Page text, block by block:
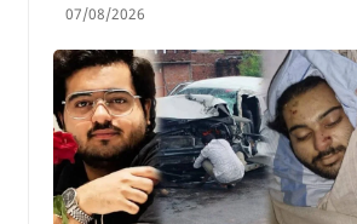
07/08/2026